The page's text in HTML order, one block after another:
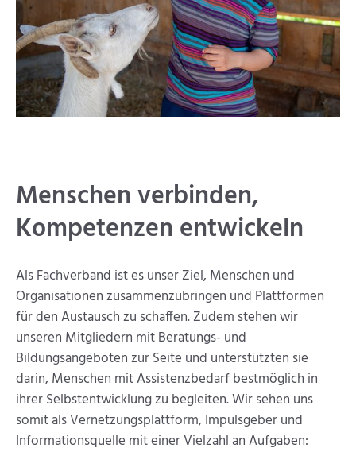
Menschen verbin­den,
Kompeten­zen entwickeln
Als Fachverband ist es unser Ziel, Menschen und
Organisationen zusammenzubringen und Plattformen
für den Austausch zu schaffen. Zudem stehen wir
unseren Mitgliedern mit Beratungs- und
Bildungsangeboten zur Seite und unterstützten sie
darin, Menschen mit Assistenzbedarf bestmöglich in
ihrer Selbstentwicklung zu begleiten. Wir sehen uns
somit als Vernetzungsplattform, Impulsgeber und
Informationsquelle mit einer Vielzahl an Aufgaben: